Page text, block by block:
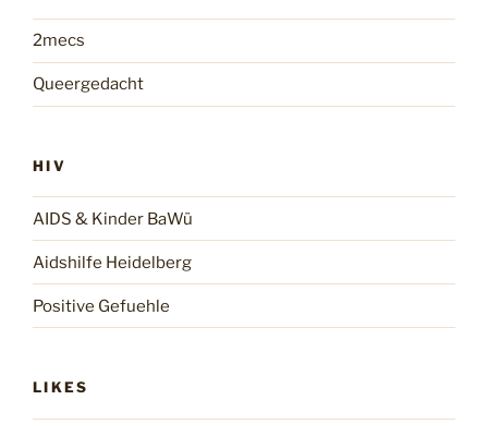
2mecs
Queergedacht
HIV
AIDS & Kinder BaWü
Aidshilfe Heidelberg
Positive Gefuehle
LIKES